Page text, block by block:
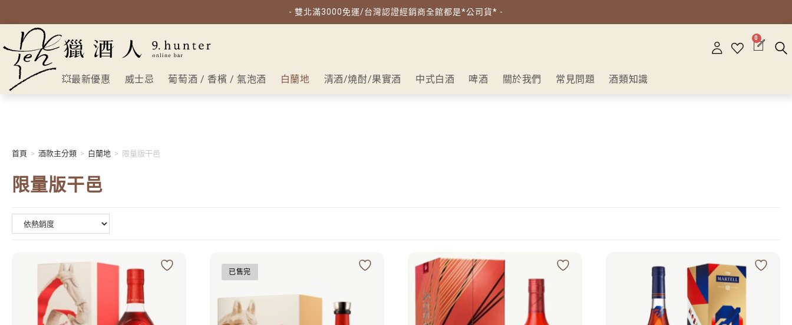
- 雙北滿3000免運/台灣認證經銷商全館都是*公司貨* -
0
💥最新優惠 威士忌 葡萄酒 / 香檳 / 氣泡酒 白蘭地 清酒/燒酎/果實酒 中式白酒 啤酒 關於我們 常見問題 酒類知識
首頁 > 酒款主分類 > 白蘭地 > 限量版干邑
限量版干邑
已售完